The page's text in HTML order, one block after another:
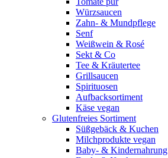
Würzsaucen
Zahn- & Mundpflege
Senf
Weißwein & Rosé
Sekt & Co
Tee & Kräutertee
Grillsaucen
Spirituosen
Aufbacksortiment
Käse vegan
Glutenfreies Sortiment
Süßgebäck & Kuchen
Milchprodukte vegan
Baby- & Kindernahrung